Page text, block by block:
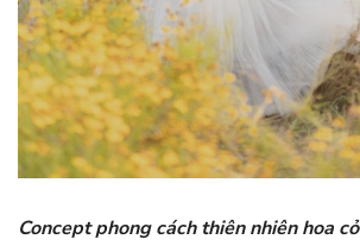
Concept phong cách thiên nhiên hoa cỏ